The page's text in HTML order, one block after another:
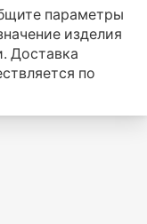
параметры
изделия
Доставка
по